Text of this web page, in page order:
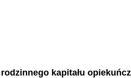
kapitału